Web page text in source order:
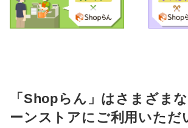
「Shopらん」はさまざま
ーンストアにご利用いただ